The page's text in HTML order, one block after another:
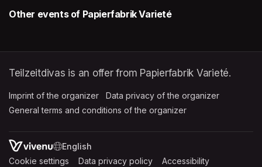
Other events of Papierfabrik Varieté
Teilzeitdivas is an offer from Papierfabrik Varieté.
Imprint of the organizer (opens in a new tab)
Data privacy of the organizer
General terms and conditions of the organizer
SWITCH LANGUAGE
Cookie settings (opens in a new tab)
Data privacy policy (opens in a new tab)
Accessibility